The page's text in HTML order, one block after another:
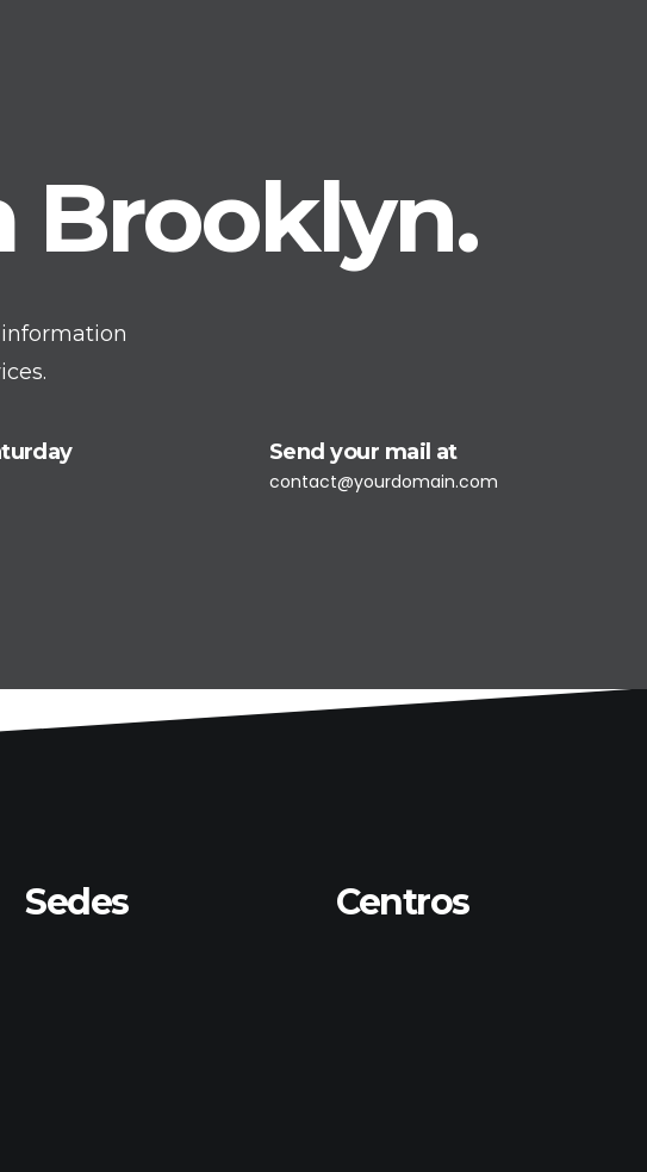
Brooklyn.
Send your mail at
contact@yourdomain.com
Sedes Centros